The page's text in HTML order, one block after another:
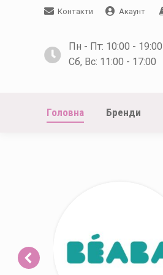
Контакти Акаунт
Пн - Пт: 10:00 - 19:00
Сб, Вс: 11:00 - 17:00
Головна Бренди